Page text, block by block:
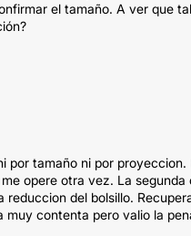
el tamaño. A ver que
tamaño ni por
opere otra vez. La segunda
del bolsillo.
contenta pero valio la